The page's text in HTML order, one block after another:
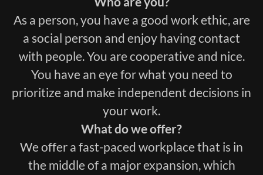
As a person, you have a good work ethic, are
a social person and enjoy having contact
with people. You are cooperative and nice.
You have an eye for what you need to
prioritize and make independent decisions in
your work.
What do we offer?
We offer a fast-paced workplace that is in
the middle of a major expansion, which